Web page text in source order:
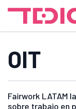
OIT
Fairwork LATAM
sobre trabajo en